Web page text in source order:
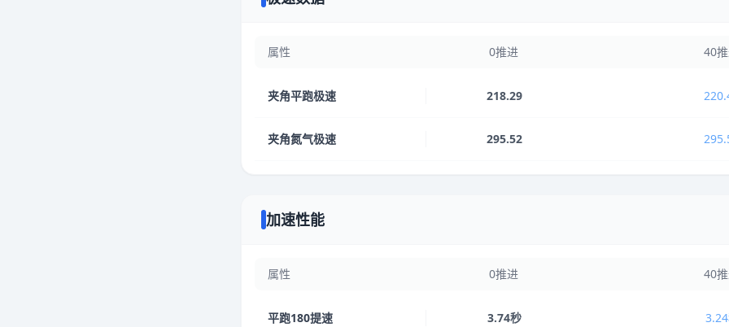
属性 0推进 40
夹角平跑极速 218.29
夹角氮气极速 295.52
加速性能
属性 0推进 40
平跑180提速 3.74秒